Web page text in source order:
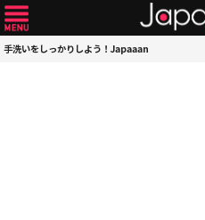
手洗いをしっかりしよう！Japaaan